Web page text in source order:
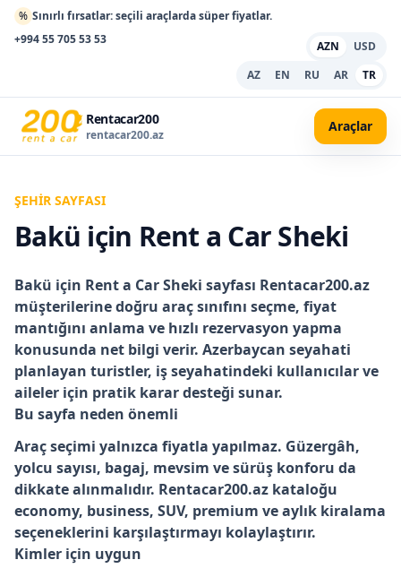
% Sınırlı fırsatlar: seçili araçlarda süper fiyatlar.
+994 55 705 53 53
AZN
USD
AZ
EN RU AR TR
Rentacar200
rentacar200.az
Araçlar
ŞEHIR SAYFASI
Bakü için Rent a Car Sheki
Bakü için Rent a Car Sheki sayfası Rentacar200.az
müşterilerine doğru araç sınıfını seçme, fiyat
mantığını anlama ve hızlı rezervasyon yapma
konusunda net bilgi verir. Azerbaycan seyahati
planlayan turistler, iş seyahatindeki kullanıcılar ve
aileler için pratik karar desteği sunar.
Bu sayfa neden önemli
Araç seçimi yalnızca fiyatla yapılmaz. Güzergâh,
yolcu sayısı, bagaj, mevsim ve sürüş konforu da
dikkate alınmalıdır. Rentacar200.az kataloğu
economy, business, SUV, premium ve aylık kiralama
seçeneklerini karşılaştırmayı kolaylaştırır.
Kimler için uygun